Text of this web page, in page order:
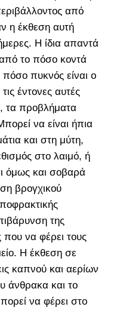
από
η έκθεση αυτή
Η ίδια απαντά
το πόσο κοντά
πόσο πυκνός είναι ο
έντονες αυτές
τα προβλήματα
να είναι ήπια
και στη μύτη,
στο λαιμό, ή
όμως και σοβαρά
βρογχικού
της
που να φέρει τους
Η έκθεση σε
καπνού και αερίων
άνθρακα και το
να φέρει στο